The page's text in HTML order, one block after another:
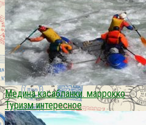
Медина касабланки. маррокко
Туризм интересное